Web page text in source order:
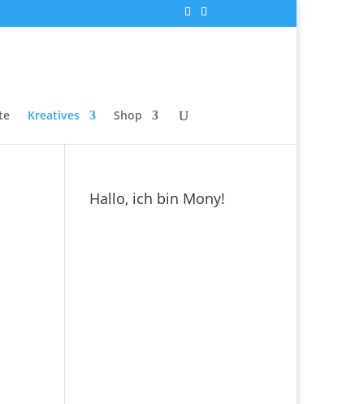
Kreatives Shop
Hallo, ich bin Mony!